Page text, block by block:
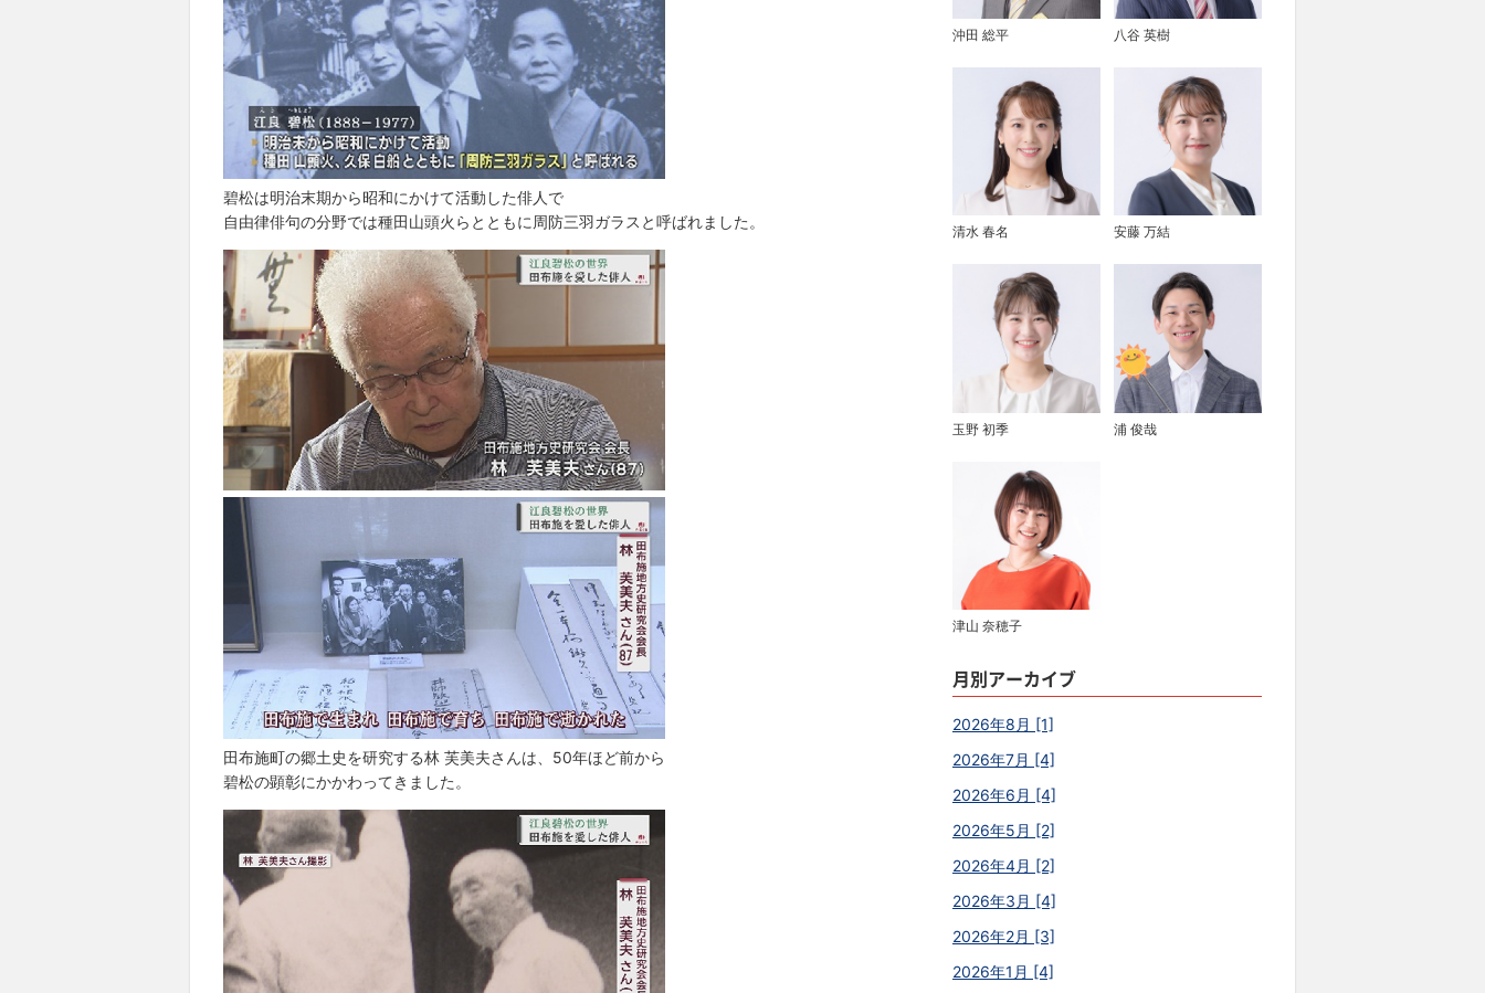
碧松は明治末期から昭和にかけて活動した俳人で
自由律俳句の分野では種田山頭火らとともに周防三羽ガラスと呼ばれました。
田布施町の郷土史を研究する林 芙美夫さんは、50年ほど前から
碧松の顕彰にかかわってきました。
沖田 総平 八谷 英樹
清水 春名 安藤 万結
玉野 初季 浦 俊哉
津山 奈穂子
月別アーカイブ
2026年8月 [1]
2026年7月 [4]
2026年6月 [4]
2026年5月 [2]
2026年4月 [2]
2026年3月 [4]
2026年2月 [3]
2026年1月 [4]